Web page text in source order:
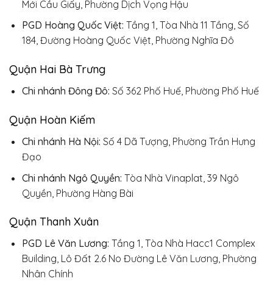
Mới Cầu Giấy, Phường Dịch Vọng Hậu
PGD Hoàng Quốc Việt: Tầng 1, Tòa Nhà 11 Tầng, Số
184, Đường Hoàng Quốc Việt, Phường Nghĩa Đô
Quận Hai Bà Trưng
Chi nhánh Đông Đô: Số 362 Phố Huế, Phường Phố Huế
Quận Hoàn Kiếm
Chi nhánh Hà Nội: Số 4 Dã Tượng, Phường Trần Hưng
Đạo
Chi nhánh Ngô Quyền: Tòa Nhà Vinaplat, 39 Ngô
Quyền, Phường Hàng Bài
Quận Thanh Xuân
PGD Lê Văn Lương: Tầng 1, Tòa Nhà Hacc1 Complex
Building, Lô Đất 2.6 No Đường Lê Văn Lương, Phường
Nhân Chính